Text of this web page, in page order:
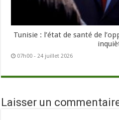
Tunisie : l’état de santé de
07h00 - 24 juillet 2026
Laisser un